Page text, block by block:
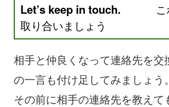
Let’s keep in touch.
取り合いましょう
相手と仲良くなって連絡先を交
の一言も付け足してみましょう。
その前に相手の連絡先を教えて